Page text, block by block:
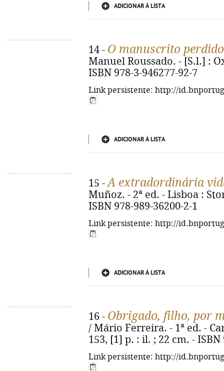
ADICIONAR À LISTA
14 - O manuscrito
Manuel Roussado. - [S.l.] :
ISBN 978-3-946277-92-7
Link persistente: http://
ADICIONAR À LISTA
15 -A extradordinária
Muñoz. - 2ª ed. - Lisboa :
ISBN 978-989-36200-2-1
Link persistente: http://
ADICIONAR À LISTA
16 - Obrigado, filho, por
/ Mário Ferreira. - 1ª ed. -
153, [1] p. : il. ; 22 cm. - ISBN
Link persistente: http://